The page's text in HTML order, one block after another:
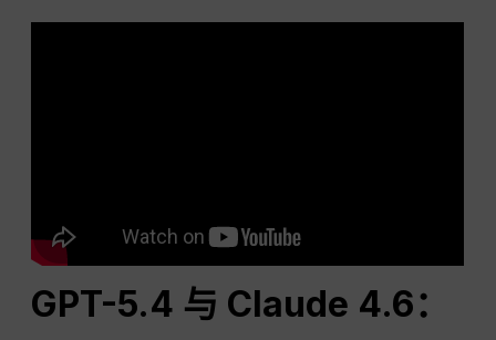
GPT-5.4 与 Claude 4.6：